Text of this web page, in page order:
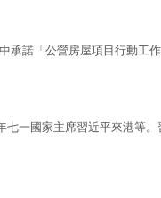
承諾「公營房屋項目行動工
七一國家主席習近平來港等